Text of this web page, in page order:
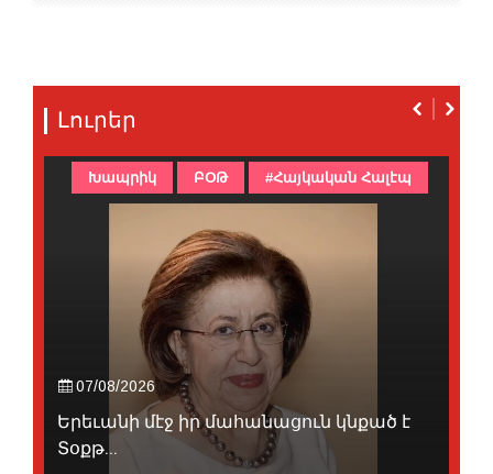
Լուրեր
07/08/2026
Երեւանի մէջ իր մահանացուն կնքած է
Տօքթ...
Խապրիկ ԲՕԹ #Հայկական Հալէպ